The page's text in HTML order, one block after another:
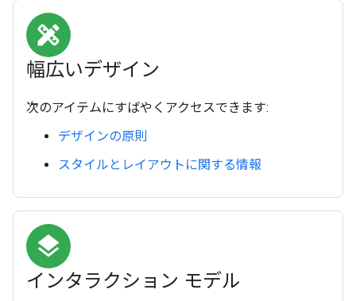
design_services
幅広いデザイン
次のアイテムにすばやくアクセスできます:
デザインの原則
スタイルとレイアウトに関する情報
layers
インタラクション モデル